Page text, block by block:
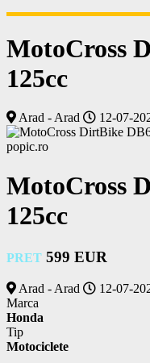
MotoCross
125cc
Arad - Arad 12-07-
MotoCross
125cc
PRET 599 EUR
Arad - Arad
12-07-
Marca
Honda
Tip
Motociclete